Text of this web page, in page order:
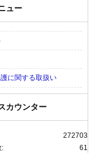
ュー
に関する取扱い
カウンター
272703
61
: